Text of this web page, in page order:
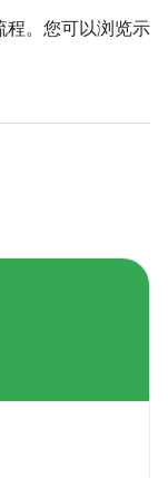
程。您可以浏览示